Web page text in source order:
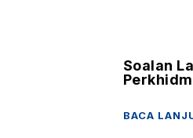
Soalan
BACA